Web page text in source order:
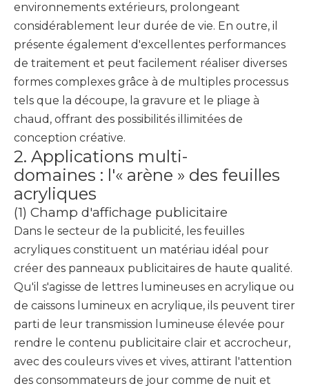
environnements extérieurs, prolongeant
considérablement leur durée de vie. En outre, il
présente également d'excellentes performances
de traitement et peut facilement réaliser diverses
formes complexes grâce à de multiples processus
tels que la découpe, la gravure et le pliage à
chaud, offrant des possibilités illimitées de
conception créative.
2. Applications multi-
domaines : l'« arène » des feuilles
acryliques
(1) Champ d'affichage publicitaire
Dans le secteur de la publicité, les feuilles
acryliques constituent un matériau idéal pour
créer des panneaux publicitaires de haute qualité.
Qu'il s'agisse de lettres lumineuses en acrylique ou
de caissons lumineux en acrylique, ils peuvent tirer
parti de leur transmission lumineuse élevée pour
rendre le contenu publicitaire clair et accrocheur,
avec des couleurs vives et vives, attirant l'attention
des consommateurs de jour comme de nuit et